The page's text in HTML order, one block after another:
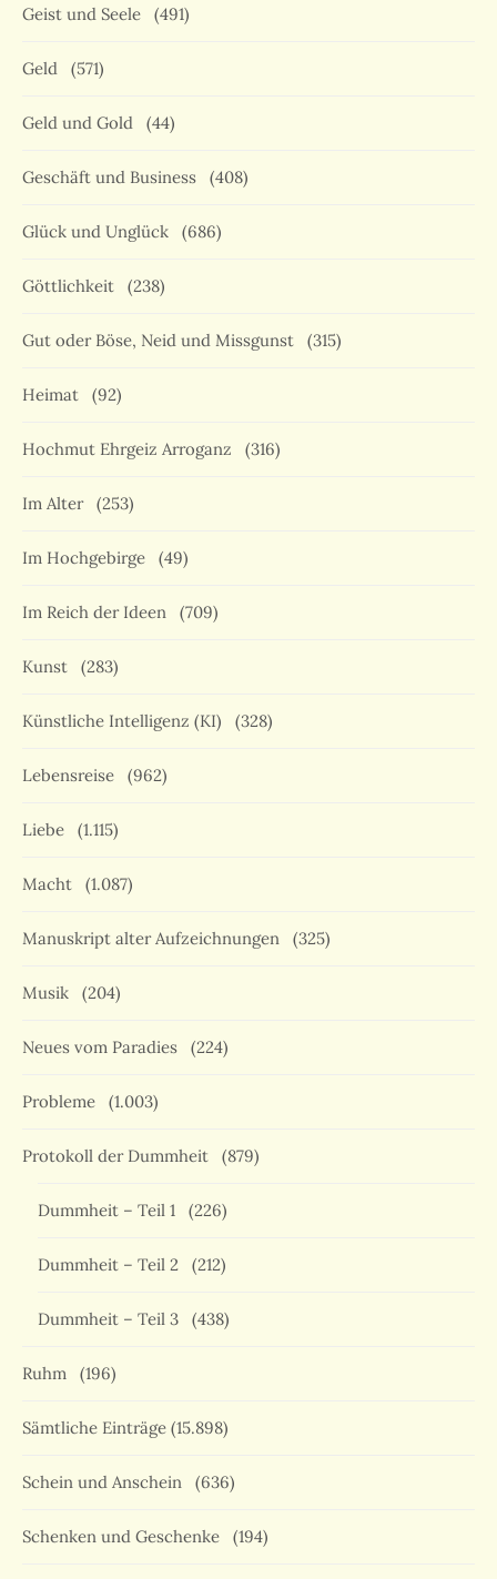
Geist und Seele (491)
Geld (571)
Geld und Gold (44)
Geschäft und Business (408)
Glück und Unglück (686)
Göttlichkeit (238)
Gut oder Böse, Neid und Missgunst (315)
Heimat (92)
Hochmut Ehrgeiz Arroganz (316)
Im Alter (253)
Im Hochgebirge (49)
Im Reich der Ideen (709)
Kunst (283)
Künstliche Intelligenz (KI) (328)
Lebensreise (962)
Liebe (1.115)
Macht (1.087)
Manuskript alter Aufzeichnungen (325)
Musik (204)
Neues vom Paradies (224)
Probleme (1.003)
Protokoll der Dummheit (879)
Dummheit – Teil 1 (226)
Dummheit – Teil 2 (212)
Dummheit – Teil 3 (438)
Ruhm (196)
Sämtliche Einträge (15.898)
Schein und Anschein (636)
Schenken und Geschenke (194)